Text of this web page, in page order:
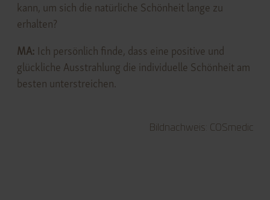
kann, um sich die natürliche Schönheit lange zu
erhalten?
MA: Ich persönlich finde, dass eine positive und
glückliche Ausstrahlung die individuelle Schönheit am
besten unterstreichen.
Bildnachweis: COSmedic